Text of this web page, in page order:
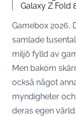
Galaxy Z Fold
Gamebox 2026,
samlade
miljö fylld av
Men bakom
också något
myndigheter
deras egen värld.